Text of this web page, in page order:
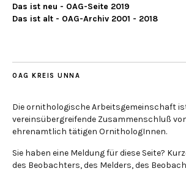
Das ist neu - OAG-Seite 2019
Das ist alt - OAG-Archiv 2001 - 2018
OAG KREIS UNNA
Die ornithologische Arbeitsgemeinschaft
vereinsübergreifende Zusammenschluß
ehrenamtlich tätigen OrnithologInnen.
Sie haben eine Meldung für diese Seite?
des Beobachters, des Melders, des